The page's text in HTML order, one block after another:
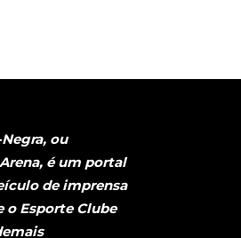
ou
é um portal
de imprensa
o Esporte Clube